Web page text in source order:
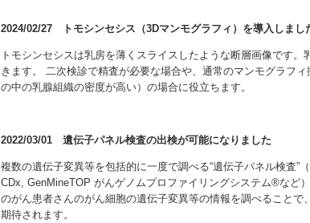
2024/02/27 トモシンセシス（3Dマンモグラフィ）を導入しまし
トモシンセシスは乳房を薄くスライスしたような断層画像です
きます。 二次検診で精査が必要な場合や、通常のマンモグラフ
の中の乳腺組織の密度が高い）の場合に役立ちます。
2022/03/01 遺伝子パネル検査の出検が可能になりました
複数の遺伝子変異等を包括的に一度で調べる“遺伝子パネル検査”
CDx, GenMineTOP がんゲノムプロファイリングシステム®など
のがん患者さんのがん細胞の遺伝子変異等の情報を調べることで
期待されます。